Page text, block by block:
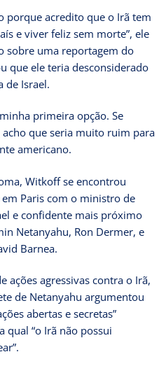
porque acredito que o Irã tem
e viver feliz sem morte”, ele
sobre uma reportagem do
que ele teria desconsiderado
de Israel.
primeira opção. Se
que seria muito ruim para
americano.
Witkoff se encontrou
Paris com o ministro de
e confidente mais próximo
Netanyahu, Ron Dermer, e
Barnea.
ações agressivas contra o Irã,
de Netanyahu argumentou
abertas e secretas”
qual “o Irã não possui